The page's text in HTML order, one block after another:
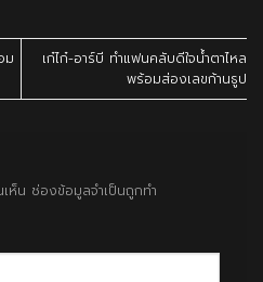
ม
เก๋ไก๋-อาร์บี ทำแฟนคลับดีใจน้ำตาไหล
พร้อมส่องเลขก้านธูป
ห็น ช่องข้อมูลจำเป็นถูกทำ